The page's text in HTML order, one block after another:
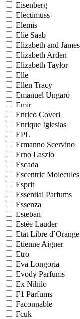
Eisenberg
Electimuss
Elemis
Elie Saab
Elizabeth and James
Elizabeth Arden
Elizabeth Taylor
Elle
Ellen Tracy
Emanuel Ungaro
Emir
Enrico Coveri
Enrique Iglesias
EPL
Ermanno Scervino
Erno Laszlo
Escada
Escentric Molecules
Esprit
Essential Parfums
Essenza
Esteban
Estée Lauder
Etat Libre d´Orange
Etienne Aigner
Etro
Eva Longoria
Evody Parfums
Ex Nihilo
F1 Parfums
Faconnable
Fcuk